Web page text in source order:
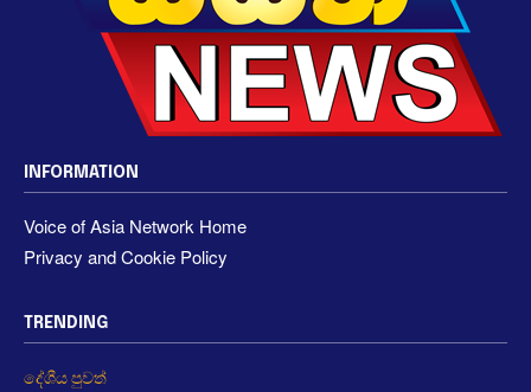
INFORMATION
Voice of Asia Network Home
Privacy and Cookie Policy
TRENDING
දේශීය පුවත්